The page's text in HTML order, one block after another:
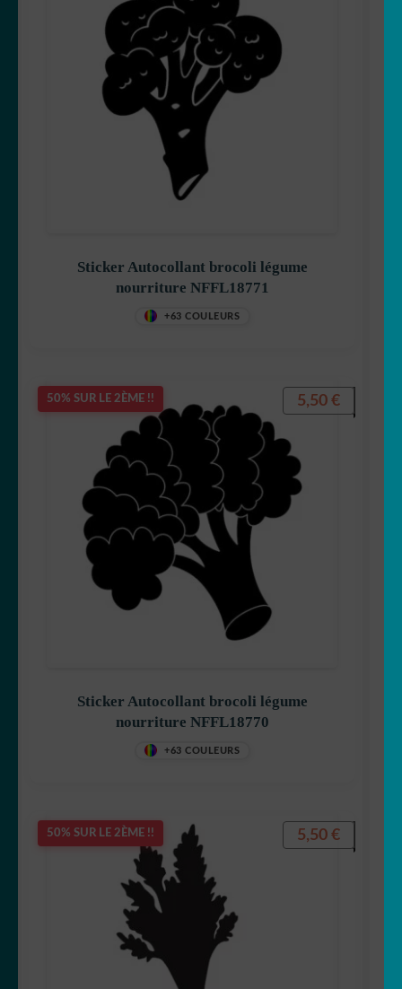
Sticker Autocollant brocoli légume
nourriture NFFL18771
+63 COULEURS
50% SUR LE 2ÈME !!
Sticker Autocollant brocoli légume
nourriture NFFL18770
+63 COULEURS
5,50 €
50% SUR LE 2ÈME !! 5,50 €